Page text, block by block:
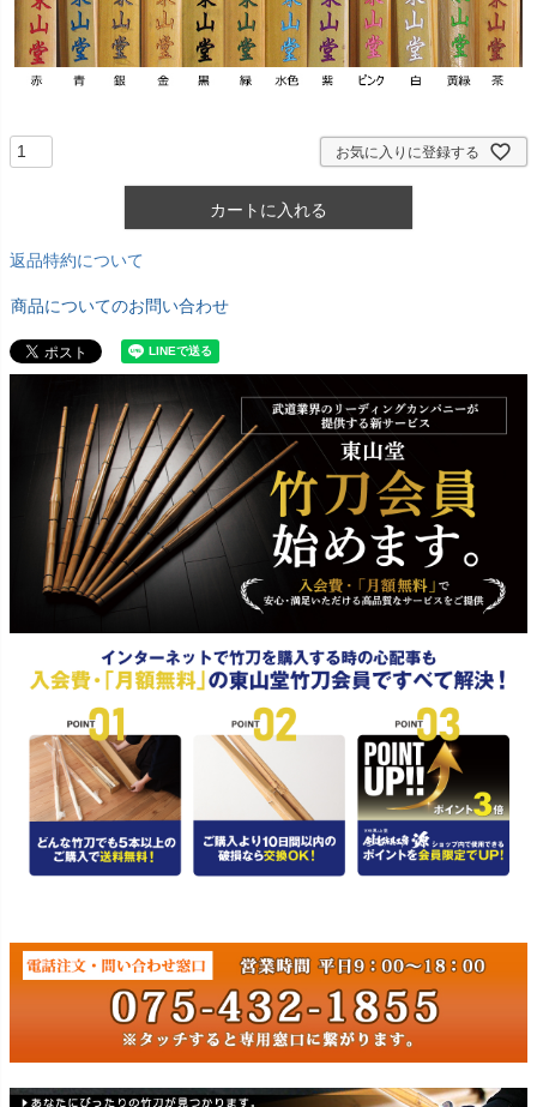
お気に入りに登録する
カートに入れる
返品特約について
商品についてのお問い合わせ